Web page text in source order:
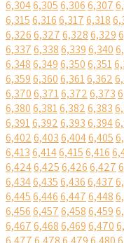
6,3046,3056,3066,307
6,3156,3166,3176,318
6,3266,3276,3286,329
6,3376,3386,3396,340
6,3486,3496,3506,351
6,3596,3606,3616,362
6,3706,3716,3726,373
6,3806,3816,3826,383
6,3916,3926,3936,394
6,4026,4036,4046,405
6,4136,4146,4156,416
6,4246,4256,4266,427
6,4346,4356,4366,437
6,4456,4466,4476,448
6,4566,4576,4586,459
6,4676,4686,4696,470